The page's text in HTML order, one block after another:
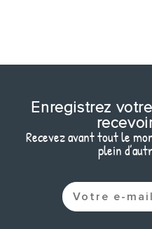
Enregistrez
Recevez avant tout le
plein